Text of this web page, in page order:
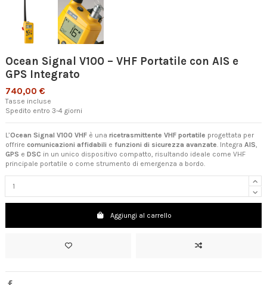
Ocean Signal V100 – VHF Portatile con AIS e
GPS Integrato
740,00 €
Tasse incluse
Spedito entro 3-4 giorni
L’Ocean Signal V100 VHF è una ricetrasmittente VHF portatile progettata per
offrire comunicazioni affidabili e funzioni di sicurezza avanzate. Integra AIS,
GPS e DSC in un unico dispositivo compatto, risultando ideale come VHF
principale portatile o come strumento di emergenza a bordo.
Aggiungi al carrello